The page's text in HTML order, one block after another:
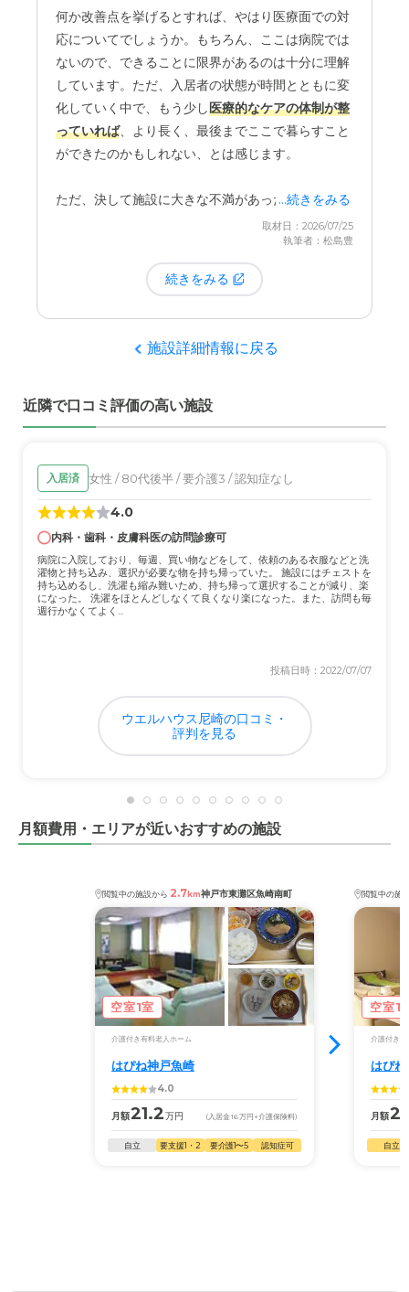
での出来事でした。なお、転倒された際の緊急対応
については、施設の方にきちんと対応していただ
き、その点について特に不満はありません。
何か改善点を挙げるとすれば、やはり医療面での対
応についてでしょうか。もちろん、ここは病院では
ないので、できることに限界があるのは十分に理解
しています。ただ、入居者の状態が時間とともに変
化していく中で、もう少し医療的なケアの体制が整
っていれば、より長く、最後までここで暮らすこと
ができたのかもしれない、とは感じます。
ただ、決して施設に大きな不満があったわけではあ
りません。利用料金に見合った、手厚いサービスを
...続きをみる
取材日：2026/07/25
執筆者：松島豊
続きをみる
施設詳細情報に戻る
近隣で口コミ評価の高い施設
入居済 女性 / 80代後半 / 要介護3 / 認知症なし
4.0
内科・歯科・皮膚科医の訪問診療可
病院に入院しており、毎週、買い物などをして、依頼のある衣服などと洗
濯物と持ち込み、選択が必要な物を持ち帰っていた。 施設にはチェストを
持ち込めるし、洗濯も縮み難いため、持ち帰って選択することが減り、楽
になった。 洗濯をほとんどしなくて良くなり楽になった。また、訪問も毎
週行かなくてよく...
投稿日時：2022/07/07
ウエルハウス尼崎の口コミ・
評判を見る
月額費用・エリアが近いおすすめの施設
閲覧中の施設から 2.7km神戸市東灘区魚崎南町
空室1室
介護付き有料老人ホーム
はぴね神戸魚崎
4.0
月額21.2万円 (入居金16万円 +介護保険料)
自立 要支援1・2 要介護1〜5 認知症可
閲覧中の施
空室1
介護付き有
はぴ
月額
自立